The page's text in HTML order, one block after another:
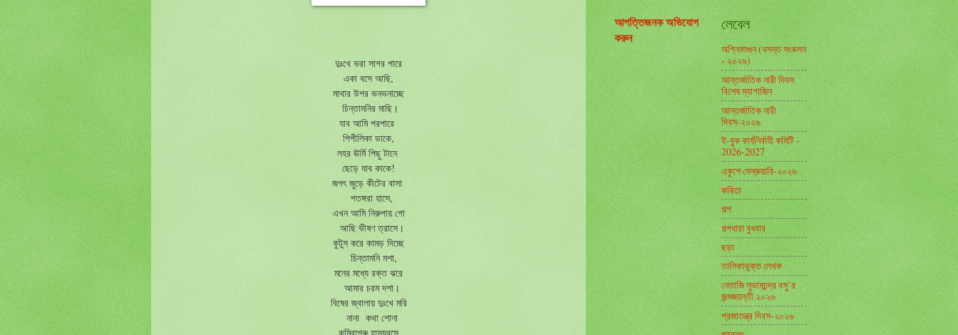
দুঃখে ভরা সাগর পারে
একা বসে আছি,
মাথার উপর ভনভনাচ্ছে
চিন্তামনির মাছি।
যাব আমি পরপারে
পিপীলিকা ডাকে,
লহর ঊর্মি পিছু টানে
ছেড়ে যাব কাকে!
জগৎ জুড়ে কীটের বাসা
পতঙ্গরা হাসে,
এখন আমি নিরুপায় গো
আছি ভীষণ ত্রাসে।
কুটুস করে কামড় দিচ্ছে
চিন্তামনি মশা,
মনের মধ্যে রক্ত ঝরে
আমার চরম দশা।
বিষের জ্বালায় দুঃখে মরি
নানা কথা শোনা
আপত্তিজনক অভিযোগ
করুন
লেবেল
অগ্নিফাগুন (বসন্ত সংকলন
- ২০২৬)
আন্তর্জাতিক নারী দিবস
বিশেষ ম্যাগাজিন
আন্তর্জাতিক নারী
দিবস-২০২৬
ই-বুক কার্যনির্বাহী কমিটি -
2026-2027
একুশে ফেব্রুয়ারি-২০২৬
কবিতা
গল্প
গল্পধারা বুধবার
ছড়া
তালিকাভুক্ত লেখক
নেতাজি সুভাষচন্দ্র বসু’র
জন্মজয়ন্তী ২০২৬
প্রজাতন্ত্র দিবস-২০২৬